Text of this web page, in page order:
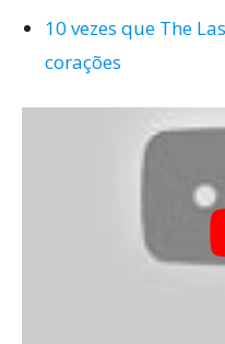
10 vezes que The
corações